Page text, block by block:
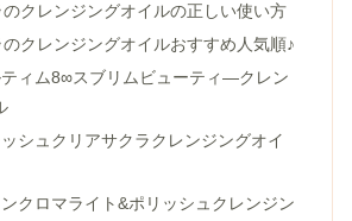
クレンジングオイルの正しい使い方
クレンジングオイルおすすめ人気順♪
ティム8∞スブリムビューティ―クレン
ッシュクリアサクラクレンジングオイ
ンクロマライト&ポリッシュクレンジン